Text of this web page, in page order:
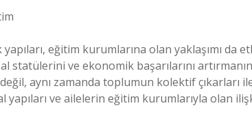
eğitim kurumlarına olan yaklaşımı da
statülerini ve ekonomik başarılarını
aynı zamanda toplumun kolektif çıkarları
ve ailelerin eğitim kurumlarıyla olan